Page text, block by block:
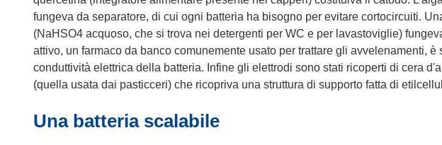
a
f
i
n
e
v
a
f
i
n
s
o
v
a
f
i
n
a
n
u
o
a
fungeva da separatore, di cui ogni batteria ha bisogno per evitare cortocircuiti.
(NaHSO4 acquoso, che si trova nei detergenti per WC e per lavastoviglie)
attivo, un farmaco da banco comunemente usato per trattare gli avvelenamenti, è
conduttività elettrica della batteria. Infine gli elettrodi sono stati ricoperti di cera
(quella usata dai pasticceri) che ricopriva una struttura di supporto fatta di
Una batteria scalabile